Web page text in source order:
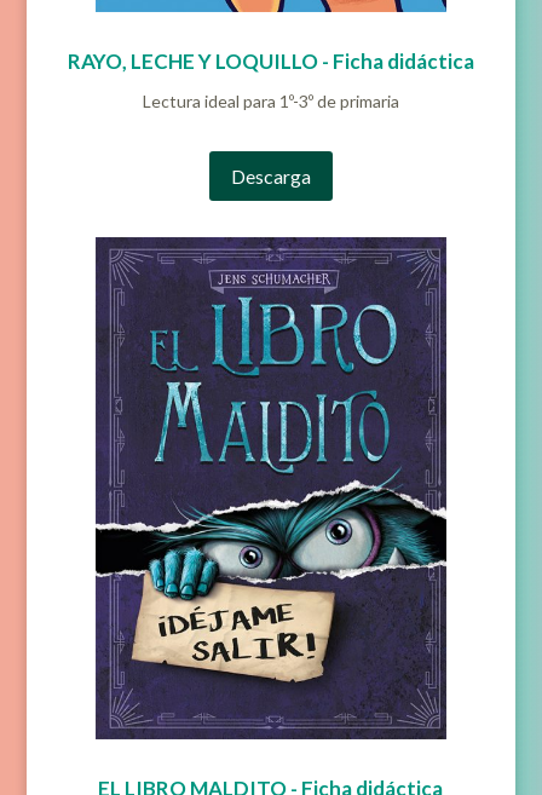
RAYO, LECHE Y LOQUILLO - Ficha didáctica
Lectura ideal para 1º-3º de primaria
Descarga
EL LIBRO MALDITO - Ficha didáctica